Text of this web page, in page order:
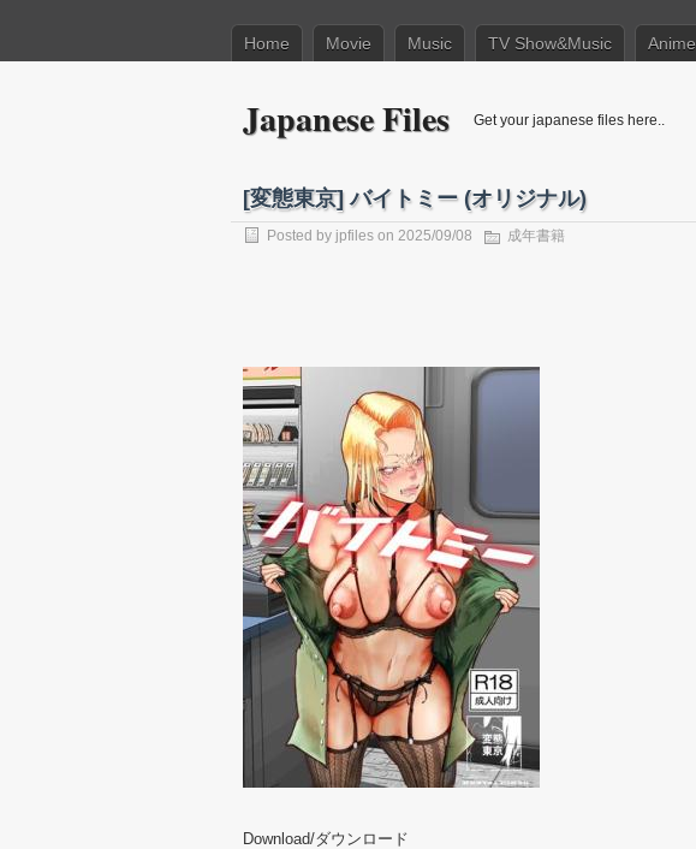
Home Movie Music TV Show&Music Anime
Japanese Files Get your japanese files here..
[変態東京] バイトミー (オリジナル)
Posted by jpfiles on 2025/09/08 成年書籍
Download/ダウンロード